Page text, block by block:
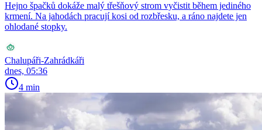
Hejno špačků dokáže malý třešňový strom vyčistit během jediného
krmení. Na jahodách pracují kosi od rozbřesku, a ráno najdete jen
ohlodané stopky.
Chalupáři-Zahrádkáři
dnes, 05:36
4 min